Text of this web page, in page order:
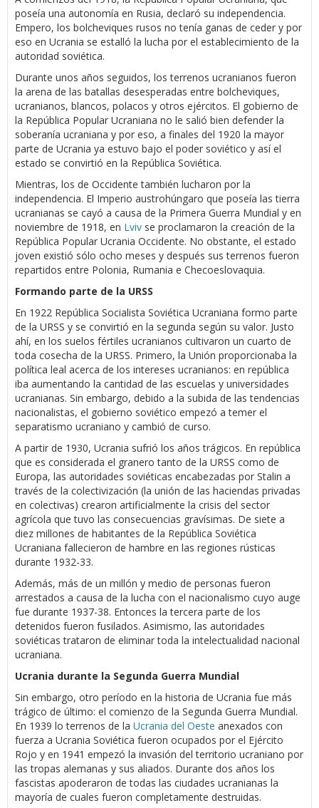
poseía una autonomía en Rusia, declaró su independencia.
Empero, los bolcheviques rusos no tenía ganas de ceder y por
eso en Ucrania se estalló la lucha por el establecimiento de la
autoridad soviética.
Durante unos años seguidos, los terrenos ucranianos fueron
la arena de las batallas desesperadas entre bolcheviques,
ucranianos, blancos, polacos y otros ejércitos. El gobierno de
la República Popular Ucraniana no le salió bien defender la
soberanía ucraniana y por eso, a finales del 1920 la mayor
parte de Ucrania ya estuvo bajo el poder soviético y así el
estado se convirtió en la República Soviética.
Mientras, los de Occidente también lucharon por la
independencia. El Imperio austrohúngaro que poseía las tierra
ucranianas se cayó a causa de la Primera Guerra Mundial y en
noviembre de 1918, en Lviv se proclamaron la creación de la
República Popular Ucrania Occidente. No obstante, el estado
joven existió sólo ocho meses y después sus terrenos fueron
repartidos entre Polonia, Rumania e Checoeslovaquia.
Formando parte de la URSS
En 1922 República Socialista Soviética Ucraniana formo parte
de la URSS y se convirtió en la segunda según su valor. Justo
ahí, en los suelos fértiles ucranianos cultivaron un cuarto de
toda cosecha de la URSS. Primero, la Unión proporcionaba la
política leal acerca de los intereses ucranianos: en república
iba aumentando la cantidad de las escuelas y universidades
ucranianas. Sin embargo, debido a la subida de las tendencias
nacionalistas, el gobierno soviético empezó a temer el
separatismo ucraniano y cambió de curso.
A partir de 1930, Ucrania sufrió los años trágicos. En república
que es considerada el granero tanto de la URSS como de
Europa, las autoridades soviéticas encabezadas por Stalin a
través de la colectivización (la unión de las haciendas privadas
en colectivas) crearon artificialmente la crisis del sector
agrícola que tuvo las consecuencias gravísimas. De siete a
diez millones de habitantes de la República Soviética
Ucraniana fallecieron de hambre en las regiones rústicas
durante 1932-33.
Además, más de un millón y medio de personas fueron
arrestados a causa de la lucha con el nacionalismo cuyo auge
fue durante 1937-38. Entonces la tercera parte de los
detenidos fueron fusilados. Asimismo, las autoridades
soviéticas trataron de eliminar toda la intelectualidad nacional
ucraniana.
Ucrania durante la Segunda Guerra Mundial
Sin embargo, otro período en la historia de Ucrania fue más
trágico de último: el comienzo de la Segunda Guerra Mundial.
En 1939 lo terrenos de la Ucrania del Oeste anexados con
fuerza a Ucrania Soviética fueron ocupados por el Ejército
Rojo y en 1941 empezó la invasión del territorio ucraniano por
las tropas alemanas y sus aliados. Durante dos años los
fascistas apoderaron de todas las ciudades ucranianas la
mayoría de cuales fueron completamente destruidas.